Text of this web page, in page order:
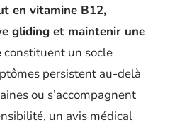
en vitamine B12,
gliding et maintenir une
constituent un socle
persistent au-delà
ou s’accompagnent
un avis médical